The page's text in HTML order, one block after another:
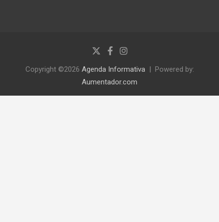
Copyright ©2026 Agenda Informativa
Powered by:
Aumentador.com